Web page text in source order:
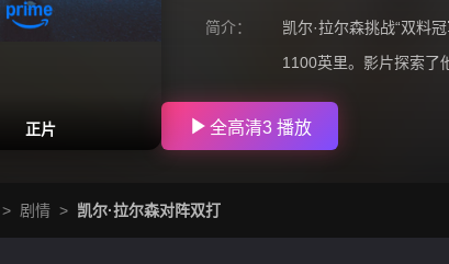
正片
简介：
凯尔·拉尔森挑战“双料
1100英里。影片探索了
全高清3 播放
> 剧情 > 凯尔·拉尔森对阵双打